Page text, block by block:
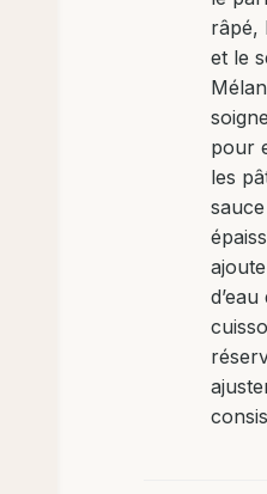
râpé,
et le
pour
les
d’eau